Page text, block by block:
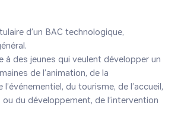
d’un BAC technologique,
à des jeunes qui veulent développer un
de l’animation, de la
du tourisme, de l’accueil,
ou du développement, de l’intervention